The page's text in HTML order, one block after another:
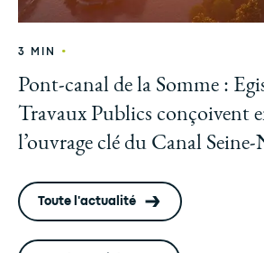
3 MIN •
Pont-canal de la Somme :
Travaux Publics conçoivent
l’ouvrage clé du Canal
Toute l'actualité